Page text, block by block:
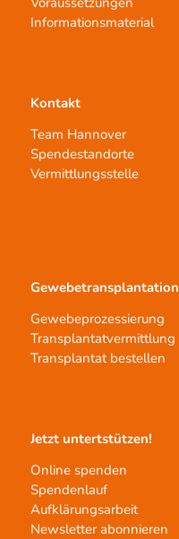
Informationsmaterial
Kontakt
Team Hannover
Spendestandorte
Vermittlungsstelle
Gewebetransplantation
Gewebeprozessierung
Transplantatvermittlung
Transplantat bestellen
Jetzt untertstützen!
Online spenden
Spendenlauf
Aufklärungsarbeit
Newsletter abonnieren